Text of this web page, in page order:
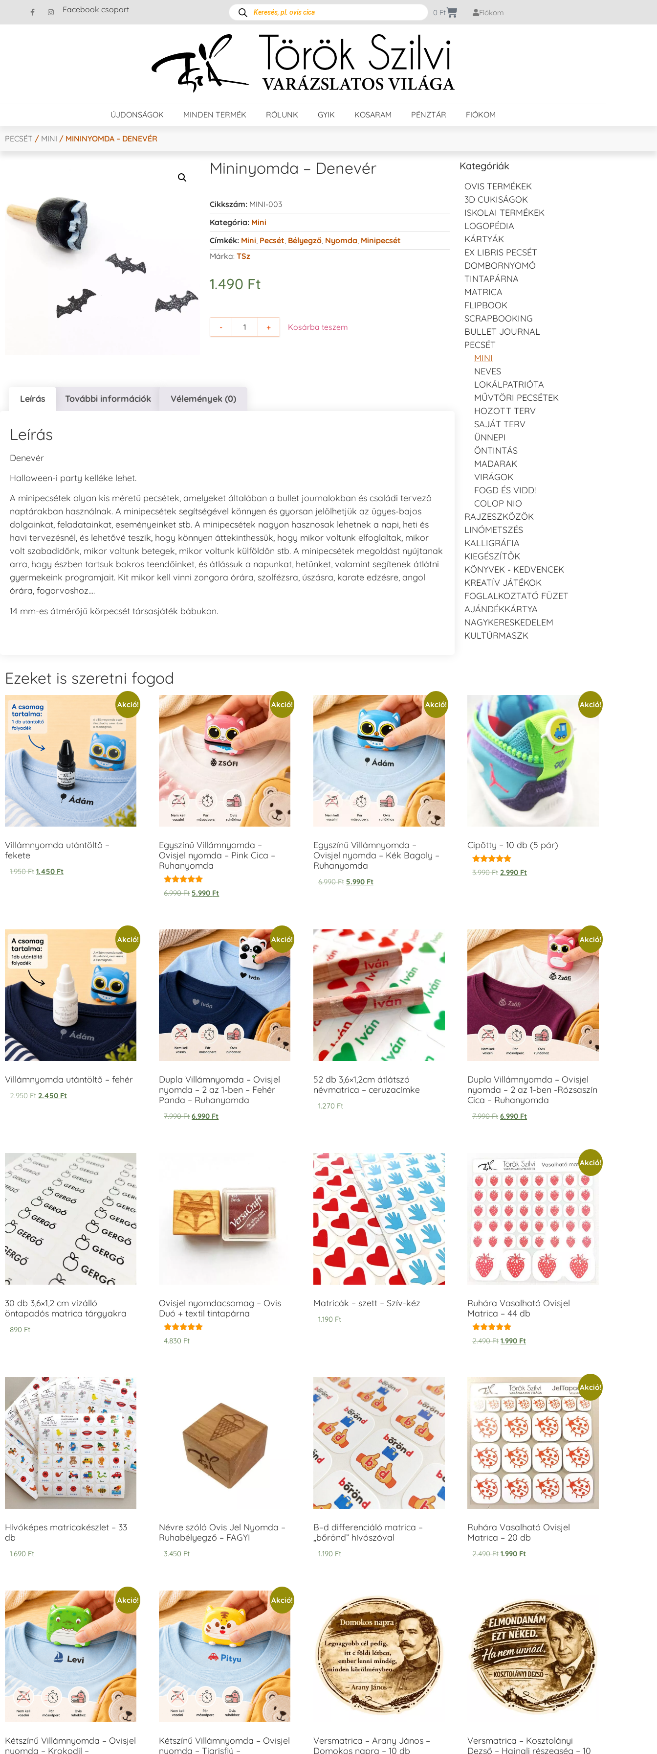
Facebook csoport 0 Ft Fiókom
ÚJDONSÁGOK MINDEN TERMÉK RÓLUNK GYIK KOSARAM PÉNZTÁR FIÓKOM
PECSÉT / MINI / MININYOMDA – DENEVÉR
Mininyomda – Denevér
Cikkszám: MINI-003
Kategória: Mini
Címkék: Mini Pecsét Bélyegző, Nyomda Minipecsét
Márka: TSz
1.490 Ft
- + Kosárba teszem
Leírás További információk Vélemények (0)
Leírás
Denevér
Halloween-i party kelléke lehet.
A minipecsétek olyan kis méretű pecsétek, amelyeket általában a bullet journalokban és családi tervező
naptárakban használnak. A minipecsétek segítségével könnyen és gyorsan jelölhetjük az ügyes-bajos
dolgainkat, feladatainkat, eseményeinket stb. A minipecsétek nagyon hasznosak lehetnek a napi, heti és
havi tervezésnél, és lehetővé teszik, hogy könnyen áttekinthessük, hogy mikor voltunk elfoglaltak, mikor
volt szabadidőnk, mikor voltunk betegek, mikor voltunk külföldön stb. A minipecsétek megoldást nyújtanak
arra, hogy észben tartsuk bokros teendőinket, és átlássuk a napunkat, hetünket, valamint segítenek átlátni
gyermekeink programjait. Kit mikor kell vinni zongora órára, szolfézsra, úszásra, karate edzésre, angol
órára, fogorvoshoz….
14 mm-es átmérőjű körpecsét társasjáték bábukon.
Kategóriák
OVIS TERMÉKEK
3D CUKISÁGOK
ISKOLAI TERMÉKEK
LOGOPÉDIA
KÁRTYÁK
EX LIBRIS PECSÉT
DOMBORNYOMÓ
TINTAPÁRNA
MATRICA
FLIPBOOK
SCRAPBOOKING
BULLET JOURNAL
PECSÉT
MINI
NEVES
LOKÁLPATRIÓTA
MŰVTÖRI PECSÉTEK
HOZOTT TERV
SAJÁT TERV
ÜNNEPI
ÖNTINTÁS
MADARAK
VIRÁGOK
FOGD ÉS VIDD!
COLOP NIO
RAJZESZKÖZÖK
LINÓMETSZÉS
KALLIGRÁFIA
KIEGÉSZÍTŐK
KÖNYVEK - KEDVENCEK
KREATÍV JÁTÉKOK
FOGLALKOZTATÓ FÜZET
AJÁNDÉKKÁRTYA
NAGYKERESKEDELEM
KULTÚRMASZK
Ezeket is szeretni fogod
Akció!
Villámnyomda utántöltő –
fekete
1.950Ft 1.450 Ft
Akció!
Egyszínű Villámnyomda –
Ovisjel nyomda – Pink Cica –
Ruhanyomda
Értékelés:
5.00
6.990Ft 5.990 Ft
Akció!
Egyszínű Villámnyomda –
Ovisjel nyomda – Kék Bagoly –
Ruhanyomda
6.990Ft 5.990 Ft
Akció!
Cipötty – 10 db (5 pár)
Értékelés:
5.00
3.990Ft 2.990 Ft
Akció!
Villámnyomda utántöltő – fehér
2.950Ft 2.450 Ft
Akció!
Dupla Villámnyomda – Ovisjel
nyomda – 2 az 1-ben – Fehér
Panda – Ruhanyomda
7.990Ft 6.990 Ft
52 db 3,6×1,2cm átlátszó
névmatrica – ceruzacímke
1.270 Ft
Akció!
Dupla Villámnyomda – Ovisjel
nyomda – 2 az 1-ben -Rózsaszín
Cica – Ruhanyomda
7.990Ft 6.990 Ft
30 db 3,6×1,2 cm vízálló
öntapadós matrica tárgyakra
890 Ft
Ovisjel nyomdacsomag – Ovis
Duó + textil tintapárna
Értékelés:
5.00
4.830 Ft
Matricák – szett – Szív-kéz
1.190 Ft
Akció!
Ruhára Vasalható Ovisjel
Matrica – 44 db
Értékelés:
5.00
2.490Ft 1.990 Ft
Hívóképes matricakészlet – 33
db
1.690 Ft
Névre szóló Ovis Jel Nyomda –
Ruhabélyegző – FAGYI
3.450 Ft
B–d differenciáló matrica –
„bőrönd” hívószóval
1.190 Ft
Akció!
Ruhára Vasalható Ovisjel
Matrica – 20 db
2.490Ft 1.990 Ft
Akció!
Kétszínű Villámnyomda – Ovisjel
nyomda – Krokodil –
Akció!
Kétszínű Villámnyomda – Ovisjel
nyomda – Tigrisfiú –
Versmatrica – Arany János –
Domokos napra – 10 db
Versmatrica – Kosztolányi
Dezső – Hajnali részegség – 10